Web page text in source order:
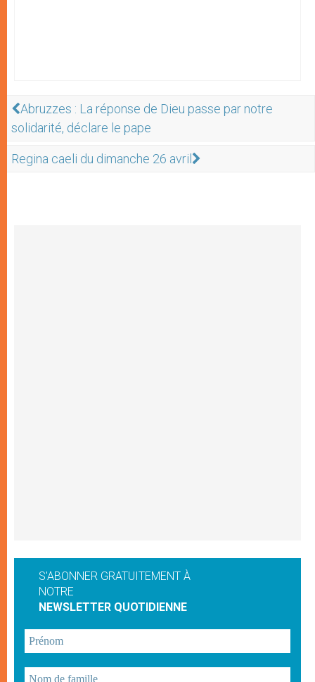
Abruzzes : La réponse de Dieu passe par notre
solidarité, déclare le pape
Regina caeli du dimanche 26 avril
S'ABONNER GRATUITEMENT À
NOTRE
NEWSLETTER QUOTIDIENNE